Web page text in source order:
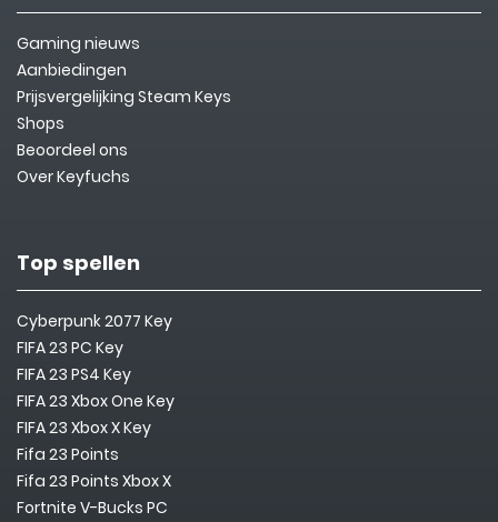
Gaming nieuws
Aanbiedingen
Prijsvergelijking Steam Keys
Shops
Beoordeel ons
Over Keyfuchs
Top spellen
Cyberpunk 2077 Key
FIFA 23 PC Key
FIFA 23 PS4 Key
FIFA 23 Xbox One Key
FIFA 23 Xbox X Key
Fifa 23 Points
Fifa 23 Points Xbox X
Fortnite V-Bucks PC